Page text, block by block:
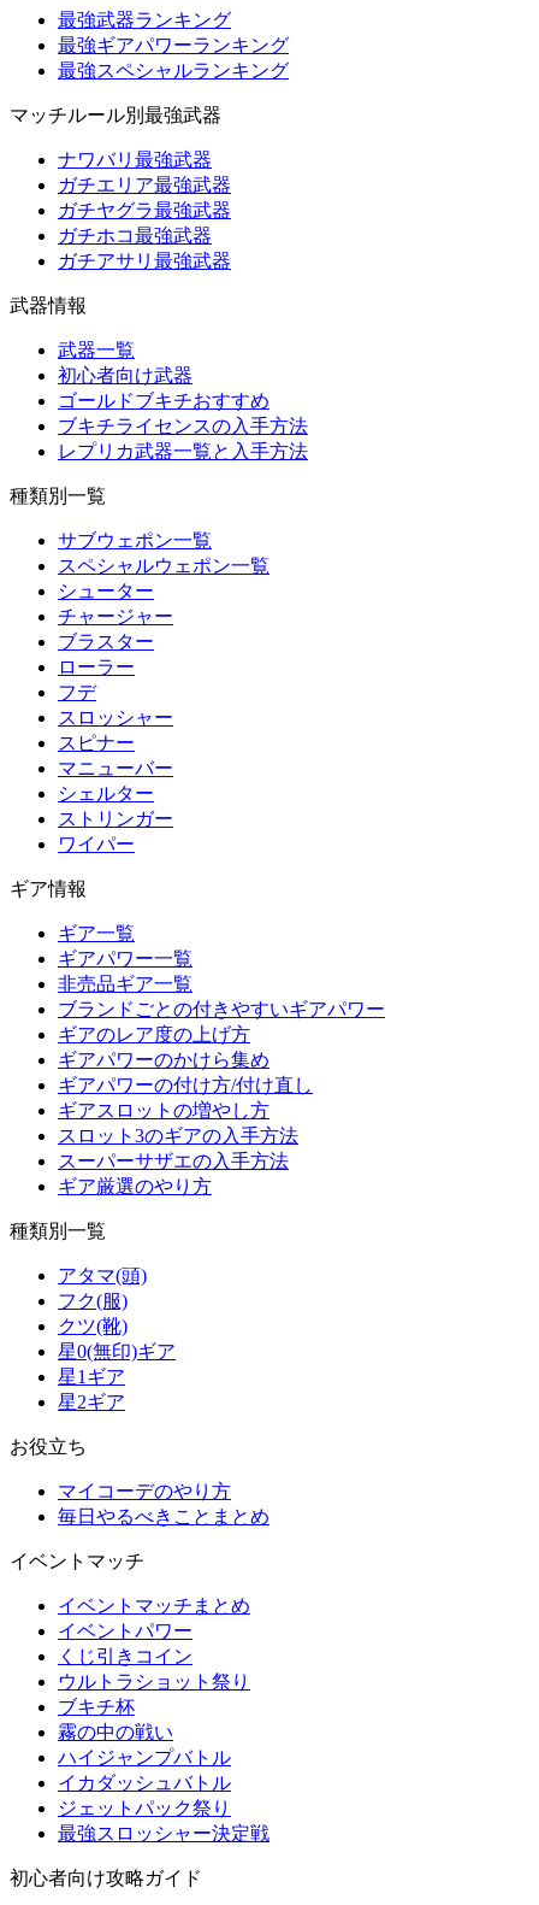
最強武器ランキング
最強ギアパワーランキング
最強スペシャルランキング
マッチルール別最強武器
ナワバリ最強武器
ガチエリア最強武器
ガチヤグラ最強武器
ガチホコ最強武器
ガチアサリ最強武器
武器情報
武器一覧
初心者向け武器
ゴールドブキチおすすめ
ブキチライセンスの入手方法
レプリカ武器一覧と入手方法
種類別一覧
サブウェポン一覧
スペシャルウェポン一覧
シューター
チャージャー
ブラスター
ローラー
フデ
スロッシャー
スピナー
マニューバー
シェルター
ストリンガー
ワイパー
ギア情報
ギア一覧
ギアパワー一覧
非売品ギア一覧
ブランドごとの付きやすいギアパワー
ギアのレア度の上げ方
ギアパワーのかけら集め
ギアパワーの付け方/付け直し
ギアスロットの増やし方
スロット3のギアの入手方法
スーパーサザエの入手方法
ギア厳選のやり方
種類別一覧
アタマ(頭)
フク(服)
クツ(靴)
星0(無印)ギア
星1ギア
星2ギア
お役立ち
マイコーデのやり方
毎日やるべきことまとめ
イベントマッチ
イベントマッチまとめ
イベントパワー
くじ引きコイン
ウルトラショット祭り
ブキチ杯
霧の中の戦い
ハイジャンプバトル
イカダッシュバトル
ジェットパック祭り
最強スロッシャー決定戦
初心者向け攻略ガイド